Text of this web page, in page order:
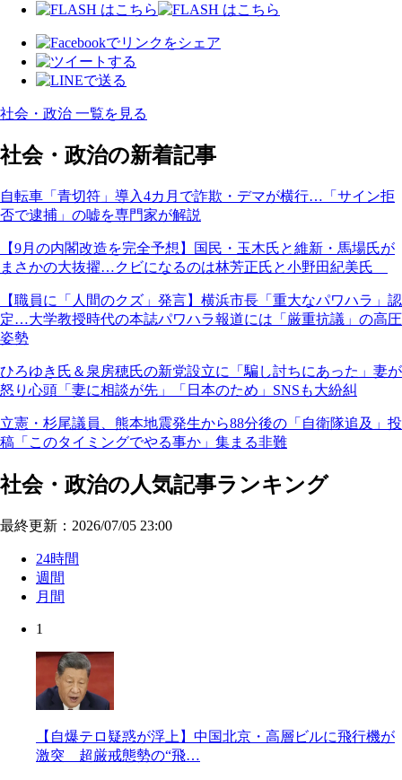
社会・政治 一覧を見る
社会・政治の新着記事
自転車「青切符」導入4カ月で詐欺・デマが横行…「サイン拒
否で逮捕」の嘘を専門家が解説
【9月の内閣改造を完全予想】国民・玉木氏と維新・馬場氏が
まさかの大抜擢…クビになるのは林芳正氏と小野田紀美氏
【職員に「人間のクズ」発言】横浜市長「重大なパワハラ」認
定…大学教授時代の本誌パワハラ報道には「厳重抗議」の高圧
姿勢
ひろゆき氏＆泉房穂氏の新党設立に「騙し討ちにあった」妻が
怒り心頭「妻に相談が先」「日本のため」SNSも大紛糾
立憲・杉尾議員、熊本地震発生から88分後の「自衛隊追及」投
稿「このタイミングでやる事か」集まる非難
社会・政治の人気記事ランキング
最終更新：2026/07/05 23:00
24時間
週間
月間
1
【自爆テロ疑惑が浮上】中国北京・高層ビルに飛行機が
激突 超厳戒態勢の“飛…